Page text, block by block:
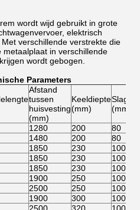
wordt wijd gebruikt in grote
elektrisch
verschillende verstrekte die
in verschillende
wordt gebogen.
Parameters
Afstand
tussen
huisvesting
(mm)
Keeldiepte
(mm)
Slag
(mm)
1280 200 80
1480 200 80
1850 230 100
1850 230 100
1850 230 100
1900 250 100
2500 250 100
1900 300 100